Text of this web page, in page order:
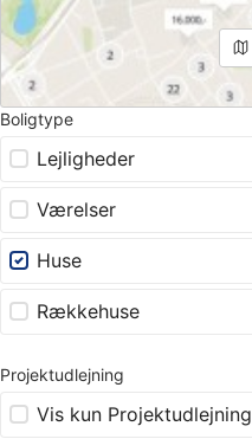
Boligtype
Lejligheder
Værelser
Huse
Rækkehuse
Projektudlejning
Vis kun Projektudlejning